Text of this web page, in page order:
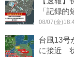
「記録
08/07(金
台風13号
に接近